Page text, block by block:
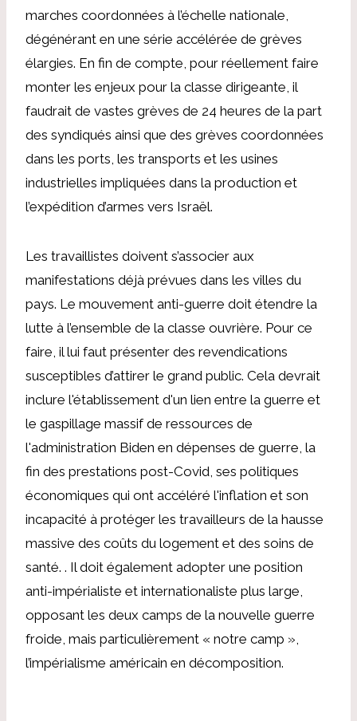
marches coordonnées à l’échelle nationale,
dégénérant en une série accélérée de grèves
élargies. En fin de compte, pour réellement faire
monter les enjeux pour la classe dirigeante, il
faudrait de vastes grèves de 24 heures de la part
des syndiqués ainsi que des grèves coordonnées
dans les ports, les transports et les usines
industrielles impliquées dans la production et
l’expédition d’armes vers Israël.
Les travaillistes doivent s’associer aux
manifestations déjà prévues dans les villes du
pays. Le mouvement anti-guerre doit étendre la
lutte à l’ensemble de la classe ouvrière. Pour ce
faire, il lui faut présenter des revendications
susceptibles d’attirer le grand public. Cela devrait
inclure l'établissement d'un lien entre la guerre et
le gaspillage massif de ressources de
l'administration Biden en dépenses de guerre, la
fin des prestations post-Covid, ses politiques
économiques qui ont accéléré l'inflation et son
incapacité à protéger les travailleurs de la hausse
massive des coûts du logement et des soins de
santé. . Il doit également adopter une position
anti-impérialiste et internationaliste plus large,
opposant les deux camps de la nouvelle guerre
froide, mais particulièrement « notre camp »,
l’impérialisme américain en décomposition.